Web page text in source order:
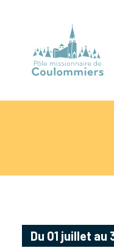
Du 01 juillet au